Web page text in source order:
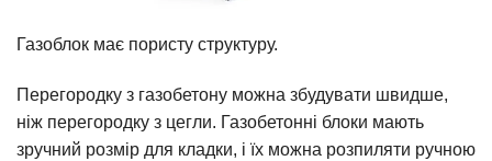
Газоблок має пористу структуру.
Перегородку з газобетону можна збудувати швидше,
ніж перегородку з цегли. Газобетонні блоки мають
зручний розмір для кладки, і їх можна розпиляти ручною